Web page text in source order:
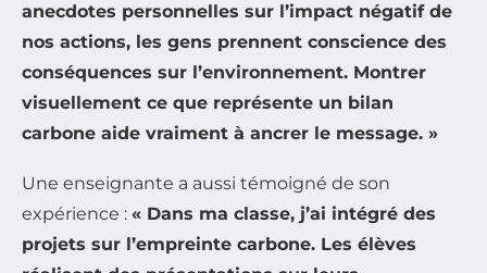
anecdotes personnelles sur l’impact négatif de
nos actions, les gens prennent conscience des
conséquences sur l’environnement. Montrer
visuellement ce que représente un bilan
carbone aide vraiment à ancrer le message. »
Une enseignante a aussi témoigné de son
expérience : « Dans ma classe, j’ai intégré des
projets sur l’empreinte carbone. Les élèves